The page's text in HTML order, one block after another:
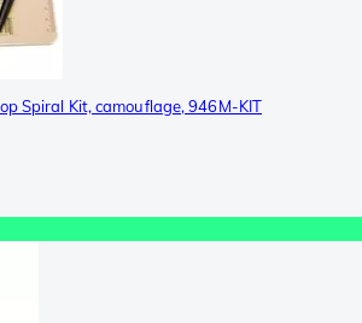
Spiral Kit, camouflage, 946M-KIT